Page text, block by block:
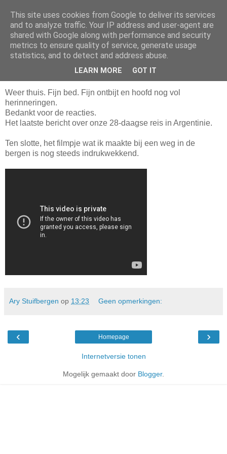
Ary's Blog
zondag 4 maart 2012
Weer thuis. Fijn bed. Fijn ontbijt en hoofd nog vol
herinneringen.
Bedankt voor de reacties.
Het laatste bericht over onze 28-daagse reis in Argentinie.
Ten slotte, het filmpje wat ik maakte bij een weg in de
bergen is nog steeds indrukwekkend.
Ary Stuifbergen op 13:23 Geen opmerkingen:
‹ ›
Homepage
Internetversie tonen
Mogelijk gemaakt door Blogger.
This site uses cookies from Google to deliver its services
and to analyze traffic. Your IP address and user-agent are
shared with Google along with performance and security
metrics to ensure quality of service, generate usage
statistics, and to detect and address abuse.
LEARN MORE GOT IT